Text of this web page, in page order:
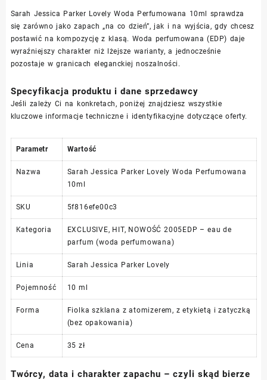
Sarah Jessica Parker Lovely Woda Perfumowana 10ml sprawdza
się zarówno jako zapach „na co dzień”, jak i na wyjścia, gdy chcesz
postawić na kompozycję z klasą. Woda perfumowana (EDP) daje
wyraźniejszy charakter niż lżejsze warianty, a jednocześnie
pozostaje w granicach eleganckiej noszalności.
Specyfikacja produktu i dane sprzedawcy
Jeśli zależy Ci na konkretach, poniżej znajdziesz wszystkie
kluczowe informacje techniczne i identyfikacyjne dotyczące oferty.
Parametr Wartość
Nazwa
Sarah Jessica Parker Lovely Woda Perfumowana
10ml
SKU 5f816efe00c3
Kategoria
EXCLUSIVE, HIT, NOWOŚĆ 2005EDP – eau de
parfum (woda perfumowana)
Linia Sarah Jessica Parker Lovely
Pojemność 10 ml
Forma
Fiolka szklana z atomizerem, z etykietą i zatyczką
(bez opakowania)
Cena 35 zł
Twórcy, data i charakter zapachu – czyli skąd bierze